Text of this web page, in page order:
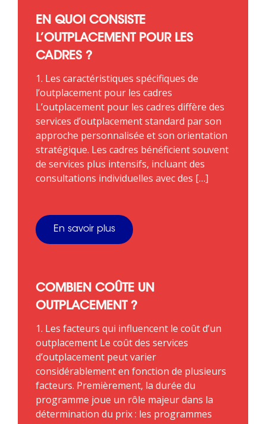
EN QUOI CONSISTE
L’OUTPLACEMENT POUR LES
CADRES ?
1. Les caractéristiques spécifiques de
l’outplacement pour les cadres
L’outplacement pour les cadres diffère des
services d’outplacement standard par son
approche personnalisée et son orientation
stratégique. Les cadres bénéficient souvent
de services plus intensifs, incluant des
consultations individuelles avec des […]
En savoir plus
COMBIEN COÛTE UN
OUTPLACEMENT ?
1. Les facteurs qui influencent le coût d’un
outplacement Le coût des services
d’outplacement peut varier
considérablement en fonction de plusieurs
facteurs. Premièrement, la durée du
programme joue un rôle majeur dans la
détermination du prix : les programmes